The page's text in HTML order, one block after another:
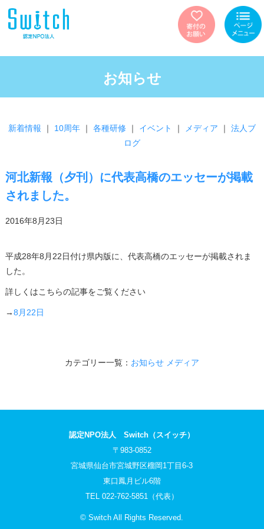
お知らせ
新着情報 ｜ 10周年｜ 各種研修｜ イベント ｜ メディア ｜ 法人ブ
ログ
河北新報（夕刊）に代表高橋のエッセーが掲載
されました。
2016年8月23日
平成28年8月22日付け県内版に、代表高橋のエッセーが掲載されま
した。
詳しくはこちらの記事をご覧ください
→8月22日
カテゴリー一覧： お知らせ メディア
認定NPO法人 Switch（スイッチ）
〒983-0852
宮城県仙台市宮城野区榴岡1丁目6-3
東口鳳月ビル6階
TEL 022-762-5851（代表）
© Switch All Rights Reserved.